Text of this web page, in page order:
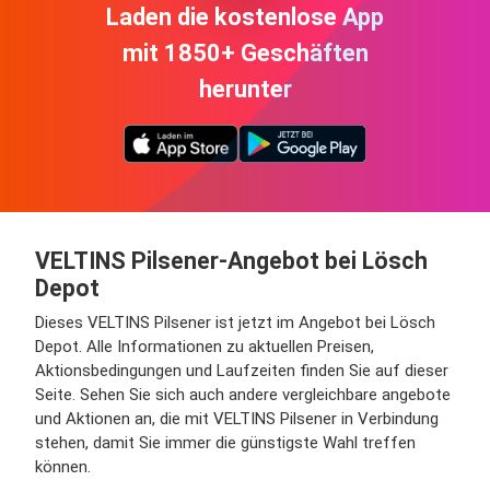
Laden die kostenlose App
mit 1850+ Geschäften
herunter
VELTINS Pilsener-Angebot bei Lösch
Depot
Dieses VELTINS Pilsener ist jetzt im Angebot bei Lösch
Depot. Alle Informationen zu aktuellen Preisen,
Aktionsbedingungen und Laufzeiten finden Sie auf dieser
Seite. Sehen Sie sich auch andere vergleichbare angebote
und Aktionen an, die mit VELTINS Pilsener in Verbindung
stehen, damit Sie immer die günstigste Wahl treffen
können.